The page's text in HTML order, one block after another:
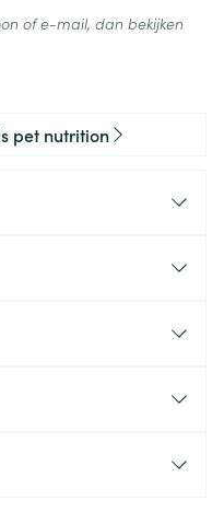
of e-mail, dan bekijken
pet nutrition